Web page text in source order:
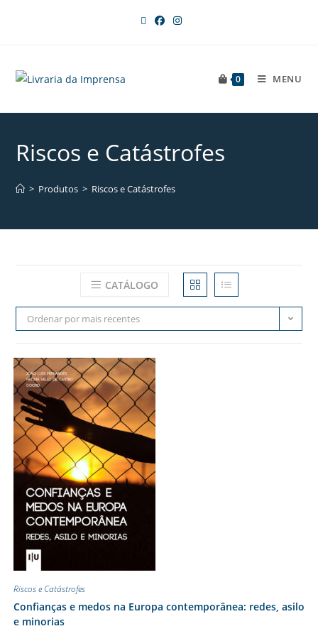
0 MENU
Riscos e Catástrofes
> Produtos > Riscos e Catástrofes
CATÁLOGO
Ordenar por mais recentes
Riscos e Catástrofes
Confianças e medos na Europa contemporânea: redes, asilo
e minorias